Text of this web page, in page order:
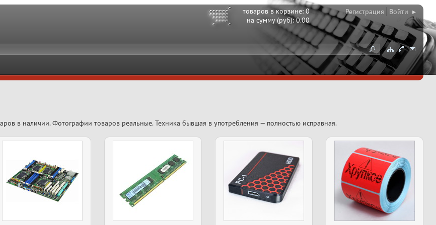
товаров в корзине:0
на сумму (руб):0.00
Регистрация Войти ▸
в наличии. Фотографии товаров реальные. Техника бывшая в употребления — полностью исправная.